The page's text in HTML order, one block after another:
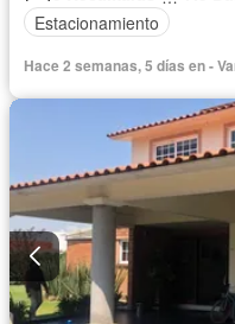
Estacionamiento
Hace 2 semanas, 5 días en -